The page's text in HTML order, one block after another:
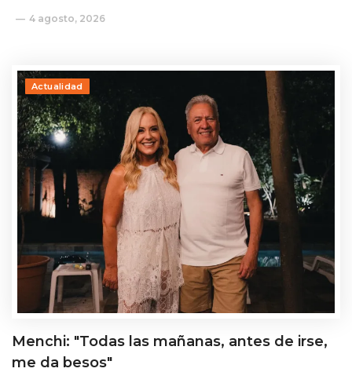
4 agosto, 2026
Actualidad
Menchi: "Todas las mañanas, antes de irse,
me da besos"